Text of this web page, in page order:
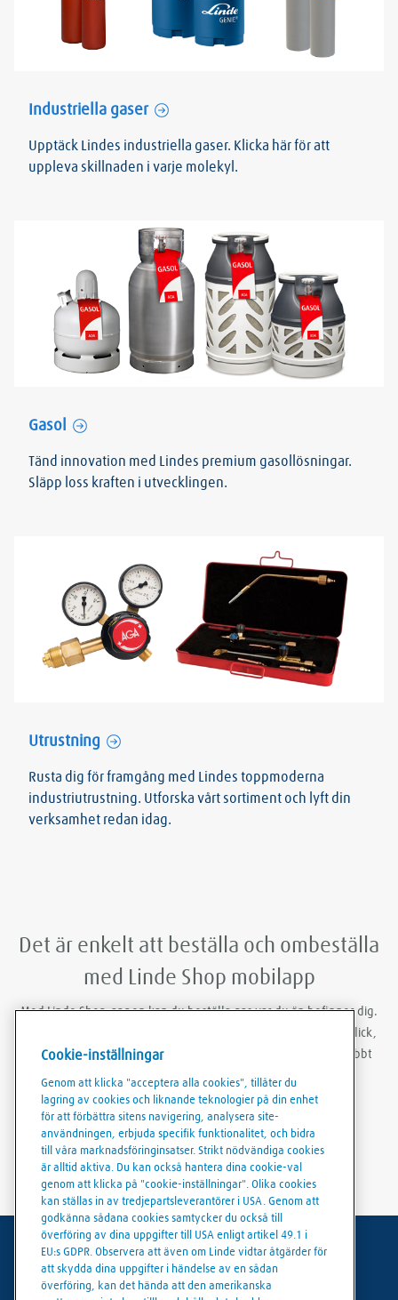
Industriella gaser
Upptäck Lindes industriella gaser. Klicka här för att
uppleva skillnaden i varje molekyl.
Gasol
Tänd innovation med Lindes premium gasollösningar.
Släpp loss kraften i utvecklingen.
Utrustning
Rusta dig för framgång med Lindes toppmoderna
industriutrustning. Utforska vårt sortiment och lyft din
verksamhet redan idag.
Det är enkelt att beställa och ombeställa
med Linde Shop mobilapp
Med Linde Shop-appen kan du beställa gas var du än befinner dig.
Du kan vara inloggad, göra ombeställningar med bara några klick,
skapa ordermallar och ladda ner fakturor och följesedlar snabbt
och smidigt.
Användarvillkor
Dataskydd
Cookie-inställningar
Genom att klicka "acceptera alla cookies", tillåter du
lagring av cookies och liknande teknologier på din enhet
för att förbättra sitens navigering, analysera site-
användningen, erbjuda specifik funktionalitet, och bidra
till våra marknadsföringinsatser. Strikt nödvändiga cookies
är alltid aktiva. Du kan också hantera dina cookie-val
genom att klicka på "cookie-inställningar". Olika cookies
kan ställas in av tredjepartsleverantörer i USA. Genom att
godkänna sådana cookies samtycker du också till
överföring av dina uppgifter till USA enligt artikel 49.1 i
EU:s GDPR. Observera att även om Linde vidtar åtgärder för
att skydda dina uppgifter i händelse av en sådan
överföring, kan det hända att den amerikanska